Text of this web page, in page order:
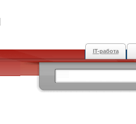
IT-работа